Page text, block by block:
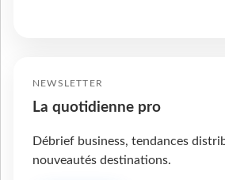
NEWSLETTER
La quotidienne pro
Débrief business, tendances
nouveautés destinations.